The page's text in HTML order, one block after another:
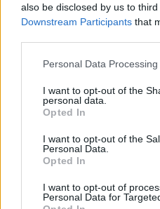
also be disclosed by us to
Downstream Participants that
Personal Data
I want to opt-out of the
personal data.
Opted In
I want to opt-out of the
Personal Data.
Opted In
I want to opt-out of
Personal Data for
Με σεβασμό,
Δημήτρης Πτωχός
Περιφερειάρχης